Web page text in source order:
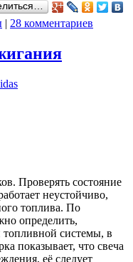
| 28 комментариев
Проверять состояние
неустойчиво,
топлива. По
определить,
системы, в
показывает, что свеча
её следует